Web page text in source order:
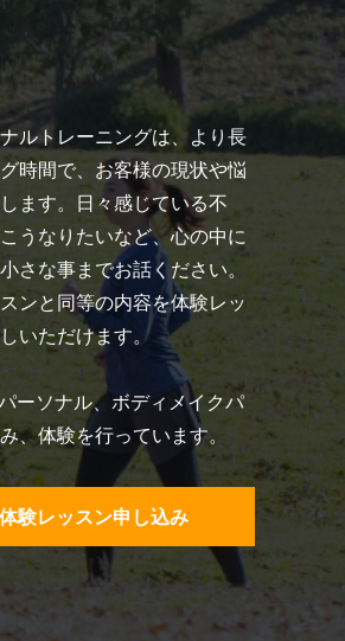
ルトレーニングは、より長
時間で、お客様の現状や悩
ます。日々感じている不
うなりたいなど、心の中に
さな事までお話ください。
ンと同等の内容を体験レッ
いただけます。
ーソナル、ボディメイクパ
、体験を行っています。
体験レッスン申し込み